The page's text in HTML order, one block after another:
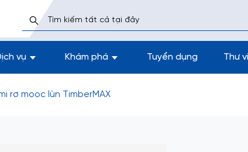
vụ Khám phá Tuyển dụng Thư
rơ mooc lùn TimberMAX